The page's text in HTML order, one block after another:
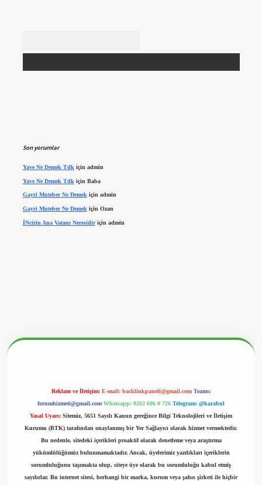
Son yorumlar
Yave Ne Demek Tdk için admin
Yave Ne Demek Tdk için Baba
Gayri Muteber Ne Demekiçin admin
Gayri Muteber Ne Demek için Ozan
İNcirin Ana Vatanı Neresidiriçin admin
Reklam ve İletişim: E-mail: backlinkpaneli@gmail.com Teams:
forumhizmeti@gmail.com Whatsapp: 0262 606 0 726 Telegram: @karabul
Yasal Uyarı: Sitemiz, 5651 Sayılı Kanun gereğince Bilgi Teknolojileri ve İletişim
Kurumu (BTK) tarafından onaylanmış bir Yer Sağlayıcı olarak hizmet vermektedir.
Bu nedenle, sitedeki içerikleri proaktif olarak denetleme veya araştırma
yükümlülüğümüz bulunmamaktadır. Ancak, üyelerimiz yazdıkları içeriklerin
sorumluluğunu taşımakta olup, siteye üye olarak bu sorumluluğu kabul etmiş
sayılırlar. Bu internet sitesi, herhangi bir marka, kurum veya şahıs şirketi ile hiçbir